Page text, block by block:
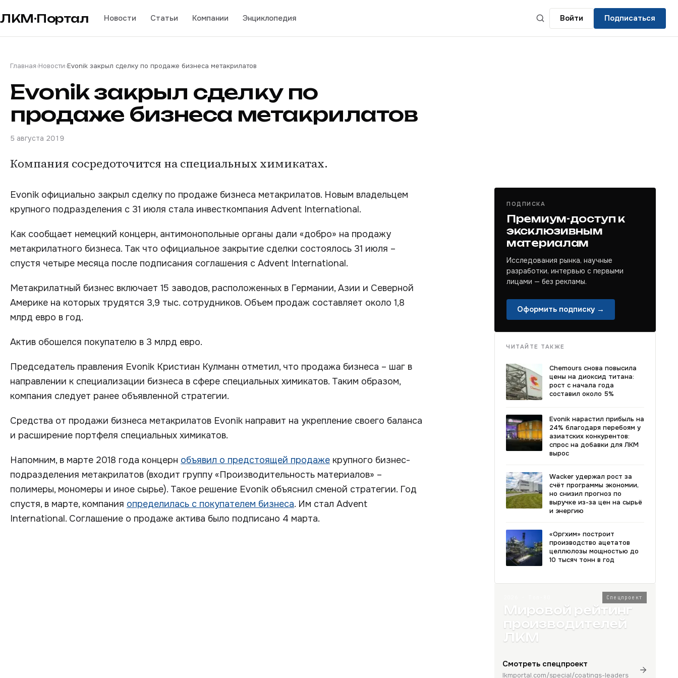
ЛКМ·Портал Новости Статьи Компании Энциклопедия Войти Подписаться
Главная›Новости›Evonik закрыл сделку по продаже бизнеса метакрилатов
Evonik закрыл сделку по
продаже бизнеса метакрилатов
5 августа 2019
Компания сосредоточится на специальных химикатах.
Evonik официально закрыл сделку по продаже бизнеса метакрилатов. Новым владельцем
крупного подразделения с 31 июля стала инвесткомпания Advent International.
Как сообщает немецкий концерн, антимонопольные органы дали «добро» на продажу
метакрилатного бизнеса. Так что официальное закрытие сделки состоялось 31 июля –
спустя четыре месяца после подписания соглашения с Advent International.
Метакрилатный бизнес включает 15 заводов, расположенных в Германии, Азии и Северной
Америке на которых трудятся 3,9 тыс. сотрудников. Объем продаж составляет около 1,8
млрд евро в год.
Актив обошелся покупателю в 3 млрд евро.
Председатель правления Evonik Кристиан Кулманн отметил, что продажа бизнеса – шаг в
направлении к специализации бизнеса в сфере специальных химикатов. Таким образом,
компания следует ранее объявленной стратегии.
Средства от продажи бизнеса метакрилатов Evonik направит на укрепление своего баланса
и расширение портфеля специальных химикатов.
Напомним, в марте 2018 года концерн объявил о предстоящей продаже крупного бизнес-
подразделения метакрилатов (входит группу «Производительность материалов» –
полимеры, мономеры и иное сырье). Такое решение Evonik объяснил сменой стратегии. Год
спустя, в марте, компания определилась с покупателем бизнеса. Им стал Advent
International. Соглашение о продаже актива было подписано 4 марта.
ПОДПИСКА
Премиум-доступ к
эксклюзивным
материалам
Исследования рынка, научные
разработки, интервью с первыми
лицами — без рекламы.
Оформить подписку →
ЧИТАЙТЕ ТАКЖЕ
Chemours снова повысила
цены на диоксид титана:
рост с начала года
составил около 5%
Evonik нарастил прибыль на
24% благодаря перебоям у
азиатских конкурентов:
спрос на добавки для ЛКМ
вырос
Wacker удержал рост за
счёт программы экономии,
но снизил прогноз по
выручке из-за цен на сырьё
и энергию
«Оргхим» построит
производство ацетатов
целлюлозы мощностью до
10 тысяч тонн в год
Спецпроект
Мировой рейтинг
производителей
ЛКМ
Смотреть спецпроект
lkmportal.com/special/coatings-leaders